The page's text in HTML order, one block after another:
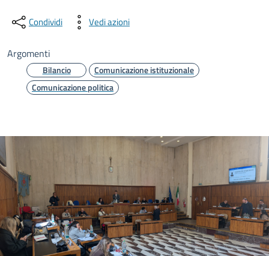
Condividi Vedi azioni
Argomenti
Bilancio
Comunicazione istituzionale
Comunicazione politica